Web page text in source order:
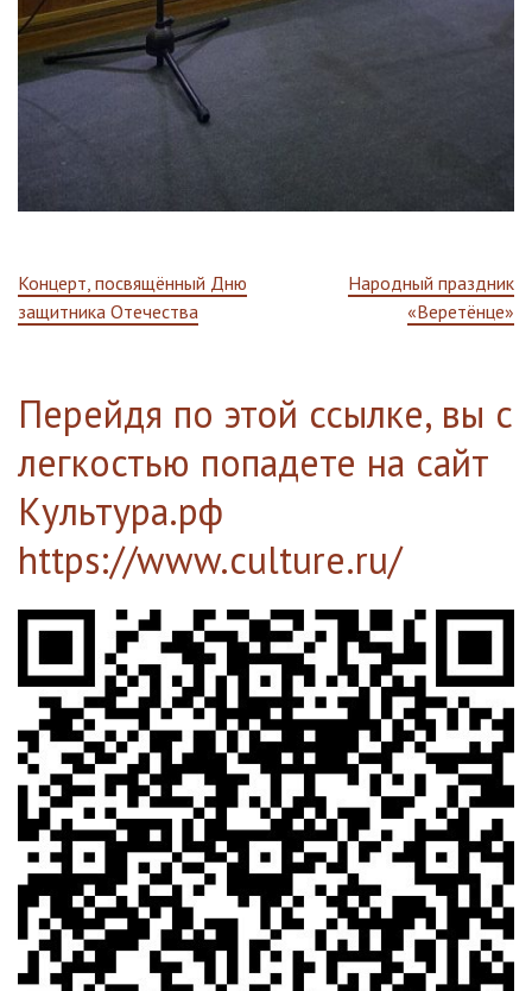
Навигация
по
записям
Концерт, посвящённый Дню
защитника Отечества
Народный праздник
«Веретёнце»
Перейдя по этой ссылке, вы с
легкостью попадете на сайт
Культура.рф
https://www.culture.ru/